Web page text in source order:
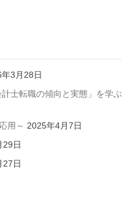
3月28日
士転職の傾向と実態」を学ぶ
用～ 2025年4月7日
29日
27日